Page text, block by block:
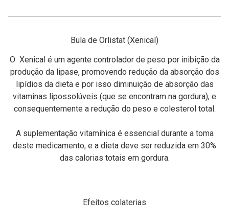
Bula de Orlistat (Xenical)
O Xenical é um agente controlador de peso por inibição da
produção da lipase, promovendo redução da absorção dos
lipídios da dieta e por isso diminuição de absorção das
vitaminas lipossolúveis (que se encontram na gordura), e
consequentemente a redução do peso e colesterol total.
A suplementação vitamínica é essencial durante a toma
deste medicamento, e a dieta deve ser reduzida em 30%
das calorias totais em gordura.
Efeitos colaterias